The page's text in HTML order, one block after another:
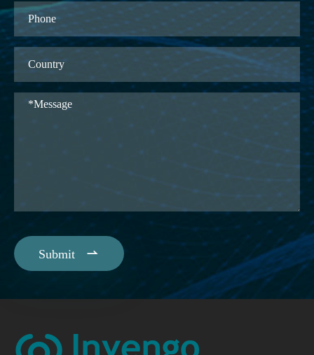
Submit 